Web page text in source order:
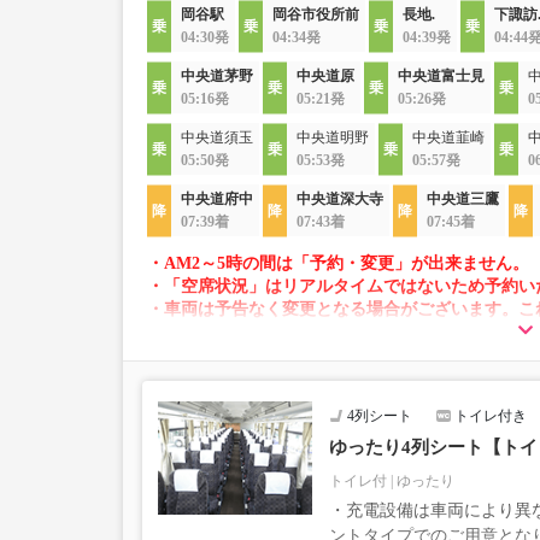
岡谷駅
04:30発
岡谷市役所前
04:34発
長地.
04:39発
下諏訪.
04:44
中央道茅野
05:16発
中央道原
05:21発
中央道富士見
05:26発
中央道須玉
05:50発
中央道明野
05:53発
中央道韮崎
05:57発
中央道府中
07:39着
中央道深大寺
07:43着
中央道三鷹
07:45着
・AM2～5時の間は「予約・変更」が出来ません。
・「空席状況」はリアルタイムではないため予約
・車両は予告なく変更となる場合がございます。
4列シート トイレ付き
ゆったり4列シート【ト
トイレ付 ゆったり
・充電設備は車両により
ントタイプでのご用意とな